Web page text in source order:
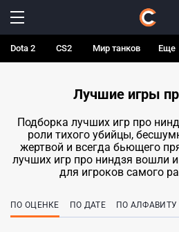
Dota 2 CS2 Мир танков Еще
Лучшие игры
Подборка лучших игр про
роли тихого убийцы,
жертвой и всегда бьющего
лучших игр про ниндзя вошли
для игроков самого
ПО ОЦЕНКЕ ПО ДАТЕ ПО АЛФАВИТУ